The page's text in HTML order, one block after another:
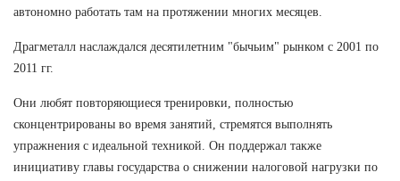
автономно работать там на протяжении многих месяцев.
Драгметалл наслаждался десятилетним "бычьим" рынком с 2001 по
2011 гг.
Они любят повторяющиеся тренировки, полностью
сконцентрированы во время занятий, стремятся выполнять
упражнения с идеальной техникой. Он поддержал также
инициативу главы государства о снижении налоговой нагрузки по